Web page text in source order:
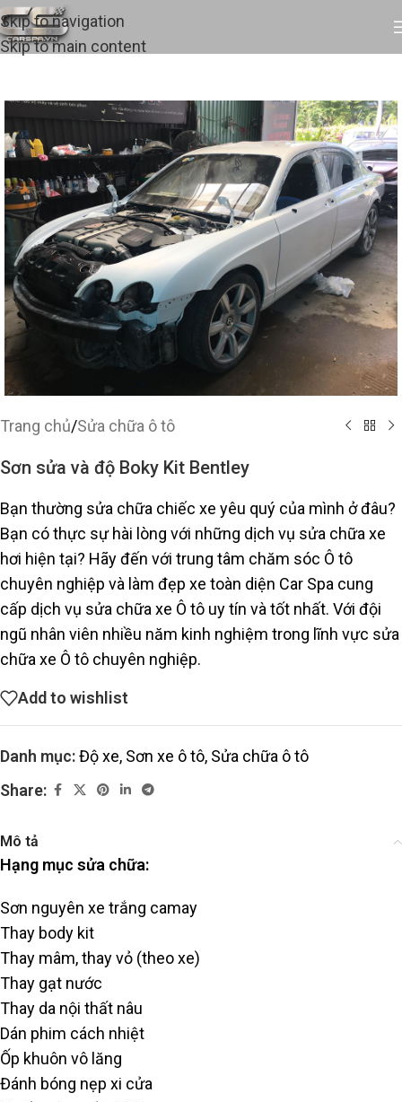
Skip to navigation
Skip to main content
Trang chủ/Sửa chữa ô tô
Sơn sửa và độ Boky Kit Bentley
Bạn thường sửa chữa chiếc xe yêu quý của mình ở đâu?
Bạn có thực sự hài lòng với những dịch vụ sửa chữa xe
hơi hiện tại? Hãy đến với trung tâm chăm sóc Ô tô
chuyên nghiệp và làm đẹp xe toàn diện Car Spa cung
cấp dịch vụ sửa chữa xe Ô tô uy tín và tốt nhất. Với đội
ngũ nhân viên nhiều năm kinh nghiệm trong lĩnh vực sửa
chữa xe Ô tô chuyên nghiệp.
Add to wishlist
Danh mục:Độ xe, Sơn xe ô tô, Sửa chữa ô tô
Share:
Mô tả
Hạng mục sửa chữa:
Sơn nguyên xe trắng camay
Thay body kit
Thay mâm, thay vỏ (theo xe)
Thay gạt nước
Thay da nội thất nâu
Dán phim cách nhiệt
Ốp khuôn vô lăng
Đánh bóng nẹp xi cửa